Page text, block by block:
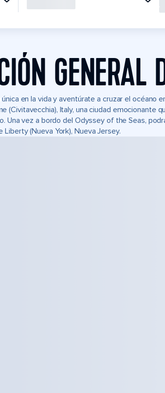
GENERAL
en la vida y aventúrate a cruzar el océano
(Civitavecchia), Italy, una ciudad emocionante
Una vez a bordo del Odyssey of the Seas,
Liberty (Nueva York), Nueva Jersey.